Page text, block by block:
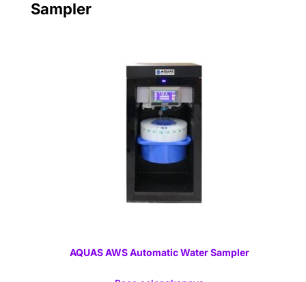
Sampler
AQUAS AWS Automatic Water Sampler